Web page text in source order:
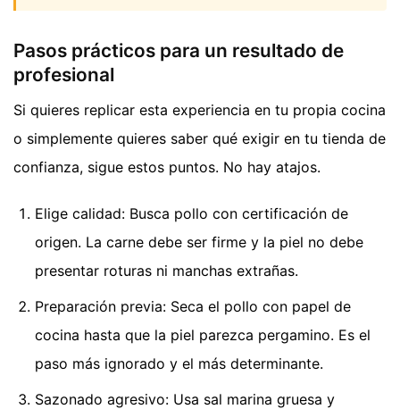
Pasos prácticos para un resultado de
profesional
Si quieres replicar esta experiencia en tu propia cocina
o simplemente quieres saber qué exigir en tu tienda de
confianza, sigue estos puntos. No hay atajos.
Elige calidad: Busca pollo con certificación de
origen. La carne debe ser firme y la piel no debe
presentar roturas ni manchas extrañas.
Preparación previa: Seca el pollo con papel de
cocina hasta que la piel parezca pergamino. Es el
paso más ignorado y el más determinante.
Sazonado agresivo: Usa sal marina gruesa y